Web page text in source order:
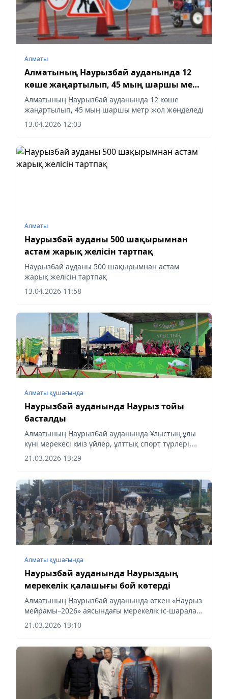
Алматы
Алматының Наурызбай ауданында 12
көше жаңартылып, 45 мың шаршы метр
жол жөнделеді
Алматының Наурызбай ауданында 12 көше
жаңартылып, 45 мың шаршы метр жол жөнделеді
13.04.2026 12:03
Алматы
Наурызбай ауданы 500 шақырымнан
астам жарық желісін тартпақ
Наурызбай ауданы 500 шақырымнан астам
жарық желісін тартпақ
13.04.2026 11:58
Алматы құшағында
Наурызбай ауданында Наурыз тойы
басталды
Алматының Наурызбай ауданында Ұлыстың ұлы
күні мерекесі киіз үйлер, ұлттық спорт түрлері,
концерттік бағдарлама және этно-көрме арқылы
ауқымды түрде атап өтілді. Алаңда тұрғындар
мәдени шараларға қатысып, Наурыздың рухын
сезінді.
21.03.2026 13:29
Алматы құшағында
Наурызбай ауданында Наурыздың
мерекелік қалашығы бой көтерді
Алматының Наурызбай ауданында өткен «Наурыз
мейрамы–2026» аясындағы мерекелік іс-шаралар
ұлттық дәстүрлер мен өнерді насихаттап, жанды
музыка, ойын-сауық және интерактивтік
қонақтарға ерекше атмосфера сыйлады. Алаң
қазақ киіз үйлері, ұлттық ойындар, шеберлік
сабақтары мен фудкортпен толықтырылып,
Наурыз мерекесінің рухын айшықтады.
21.03.2026 13:10